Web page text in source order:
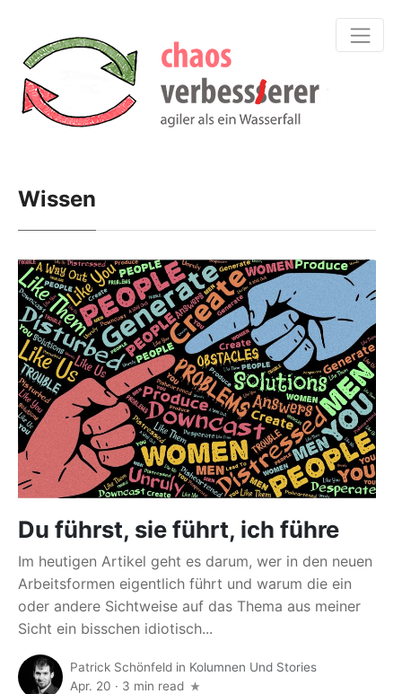
Wissen
Du führst, sie führt, ich führe
Im heutigen Artikel geht es darum, wer in den neuen
Arbeitsformen eigentlich führt und warum die ein
oder andere Sichtweise auf das Thema aus meiner
Sicht ein bisschen idiotisch...
Patrick Schönfeld in Kolumnen Und Stories
Apr. 20 · 3 min read